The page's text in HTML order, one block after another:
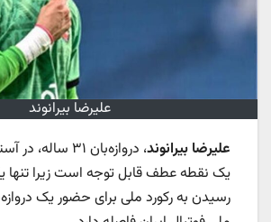
علیرضا بیرانوند
علیرضا بیرانوند
، دروازه‌بان ۳۱
یک نقطه عطف قابل توجه است زیرا تنها
رسیدن به رکورد ملی برای حضور یک